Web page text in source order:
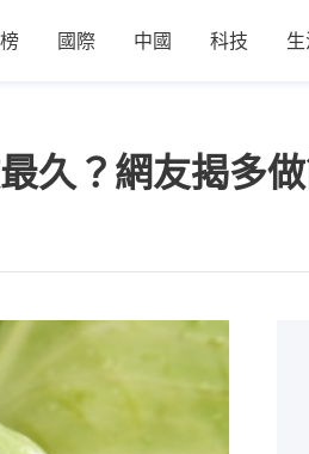
國際 中國 科技
久？網友揭多